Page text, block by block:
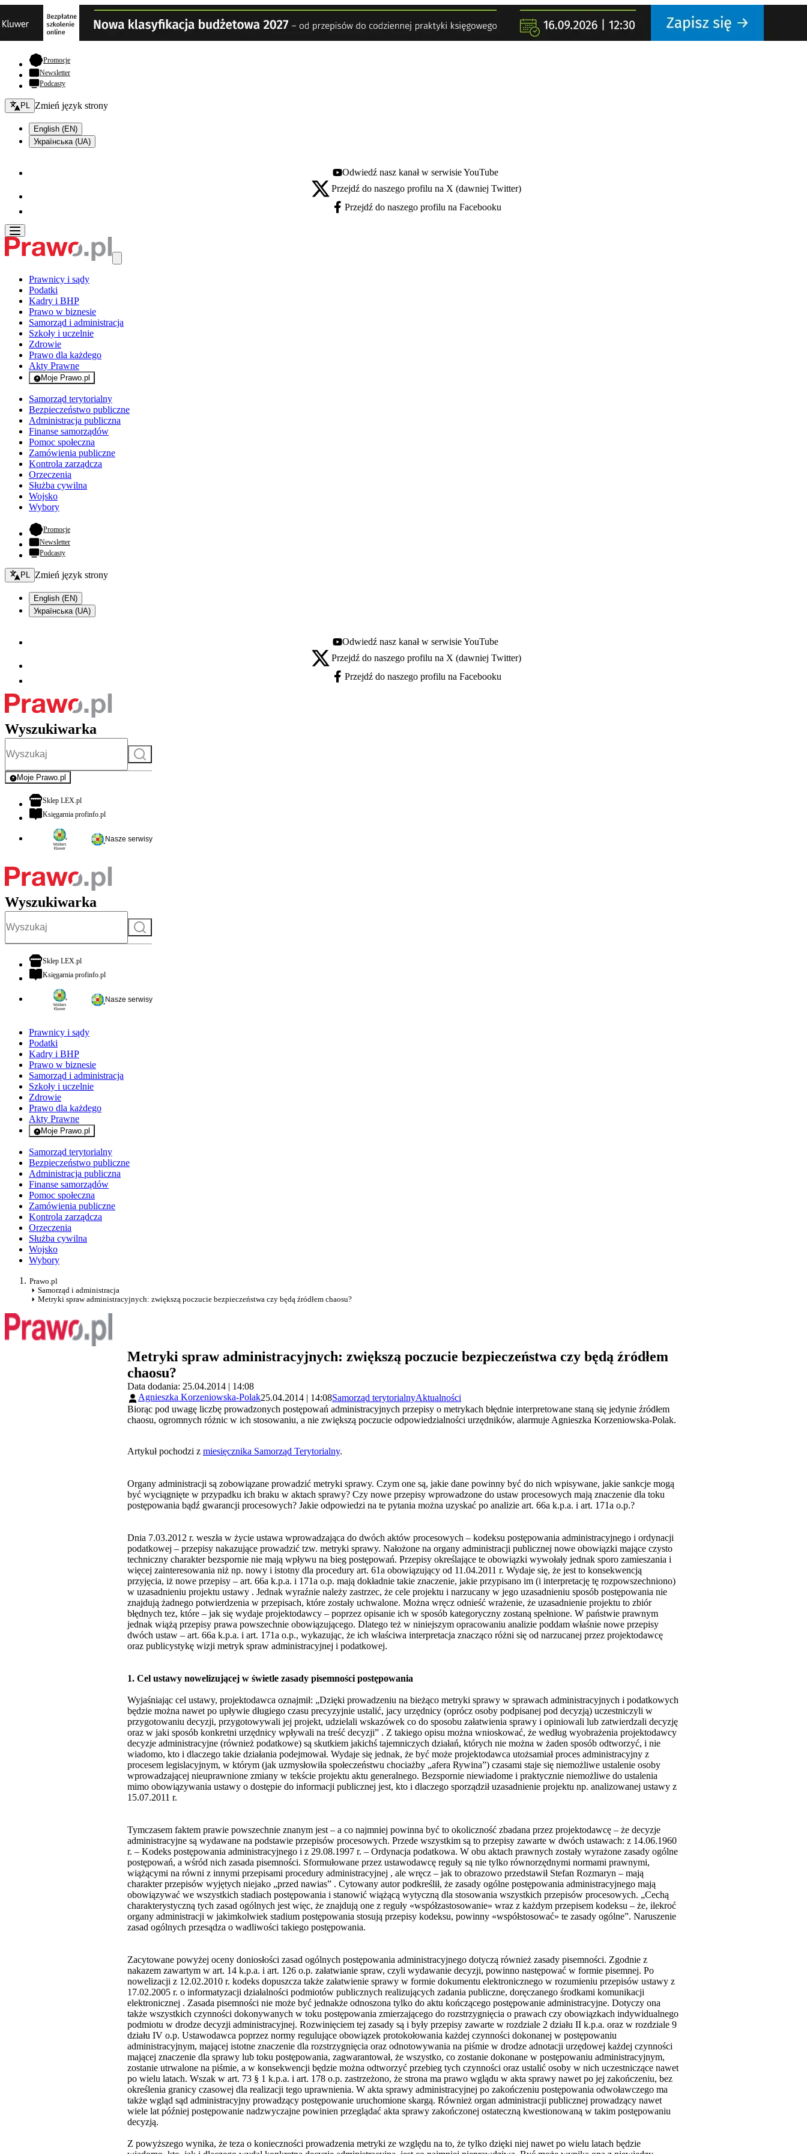
Promocje- otwiera się w nowej karcie
Newsletter
Podcasty
Zmień język - bieżący:
PL Zmień język strony
English (EN)
Українська (UA)
Youtube - otwiera się w nowej karcie
Odwiedź nasz kanał w serwisie YouTube
X - otwiera się w nowej karcie
Przejdź do naszego profilu na X (dawniej Twitter)
Facebook - otwiera się w nowej karcie
Przejdź do naszego profilu na Facebooku
Prawnicy i sądy
Podatki
Kadry i BHP
Prawo w biznesie
Samorząd i administracja
Szkoły i uczelnie
Zdrowie
Prawo dla każdego
Akty Prawne
Moje Prawo.pl
- rejestracja i logowanie do serwisu
Samorząd terytorialny
Bezpieczeństwo publiczne
Administracja publiczna
Finanse samorządów
Pomoc społeczna
Zamówienia publiczne
Kontrola zarządcza
Orzeczenia
Służba cywilna
Wojsko
Wybory
Promocje- otwiera się w nowej karcie
Newsletter
Podcasty
Zmień język - bieżący:
PL Zmień język strony
English (EN)
Українська (UA)
Youtube - otwiera się w nowej karcie
Odwiedź nasz kanał w serwisie YouTube
X - otwiera się w nowej karcie
Przejdź do naszego profilu na X (dawniej Twitter)
Facebook - otwiera się w nowej karcie
Przejdź do naszego profilu na Facebooku
Wyszukiwarka
Szukaj
Moje Prawo.pl
- rejestracja i logowanie do serwisu
Sklep LEX.plotwiera się w nowej karcie
Księgarnia profinfo.plotwiera się w nowej karcie
Nasze serwisy
Wyszukiwarka
Szukaj
Sklep LEX.plotwiera się w nowej karcie
Księgarnia profinfo.plotwiera się w nowej karcie
Nasze serwisy
Prawnicy i sądy
Podatki
Kadry i BHP
Prawo w biznesie
Samorząd i administracja
Szkoły i uczelnie
Zdrowie
Prawo dla każdego
Akty Prawne
Moje Prawo.pl
- rejestracja i logowanie do serwisu
Samorząd terytorialny
Bezpieczeństwo publiczne
Administracja publiczna
Finanse samorządów
Pomoc społeczna
Zamówienia publiczne
Kontrola zarządcza
Orzeczenia
Służba cywilna
Wojsko
Wybory
Prawo.pl
Samorząd i administracja
Metryki spraw administracyjnych: zwiększą poczucie bezpieczeństwa czy będą źródłem chaosu?
Metryki spraw administracyjnych: zwiększą poczucie bezpieczeństwa czy będą źródłem
chaosu?
Data dodania: 25.04.2014 | 14:08
Agnieszka Korzeniowska-Polak25.04.2014 | 14:08Samorząd terytorialnyAktualności
Biorąc pod uwagę liczbę prowadzonych postępowań administracyjnych przepisy o metrykach błędnie interpretowane staną się jedynie źródłem
chaosu, ogromnych różnic w ich stosowaniu, a nie zwiększą poczucie odpowiedzialności urzędników, alarmuje Agnieszka Korzeniowska-Polak.
Artykuł pochodzi z miesięcznika Samorząd Terytorialny.
Organy administracji są zobowiązane prowadzić metryki sprawy. Czym one są, jakie dane powinny być do nich wpisywane, jakie sankcje mogą
być wyciągnięte w przypadku ich braku w aktach sprawy? Czy nowe przepisy wprowadzone do ustaw procesowych mają znaczenie dla toku
postępowania bądź gwarancji procesowych? Jakie odpowiedzi na te pytania można uzyskać po analizie art. 66a k.p.a. i art. 171a o.p.?
Dnia 7.03.2012 r. weszła w życie ustawa wprowadzająca do dwóch aktów procesowych – kodeksu postępowania administracyjnego i ordynacji
podatkowej – przepisy nakazujące prowadzić tzw. metryki sprawy. Nałożone na organy administracji publicznej nowe obowiązki mające czysto
techniczny charakter bezspornie nie mają wpływu na bieg postępowań. Przepisy określające te obowiązki wywołały jednak sporo zamieszania i
więcej zainteresowania niż np. nowy i istotny dla procedury art. 61a obowiązujący od 11.04.2011 r. Wydaje się, że jest to konsekwencją
przyjęcia, iż nowe przepisy – art. 66a k.p.a. i 171a o.p. mają dokładnie takie znaczenie, jakie przypisano im (i interpretację tę rozpowszechniono)
w uzasadnieniu projektu ustawy . Jednak wyraźnie należy zastrzec, że cele projektu i narzucany w jego uzasadnieniu sposób postępowania nie
znajdują żadnego potwierdzenia w przepisach, które zostały uchwalone. Można wręcz odnieść wrażenie, że uzasadnienie projektu to zbiór
błędnych tez, które – jak się wydaje projektodawcy – poprzez opisanie ich w sposób kategoryczny zostaną spełnione. W państwie prawnym
jednak wiążą przepisy prawa powszechnie obowiązującego. Dlatego też w niniejszym opracowaniu analizie poddam właśnie nowe przepisy
dwóch ustaw – art. 66a k.p.a. i art. 171a o.p., wykazując, że ich właściwa interpretacja znacząco różni się od narzucanej przez projektodawcę
oraz publicystykę wizji metryk spraw administracyjnej i podatkowej.
1. Cel ustawy nowelizującej w świetle zasady pisemności postępowania
Wyjaśniając cel ustawy, projektodawca oznajmił: „Dzięki prowadzeniu na bieżąco metryki sprawy w sprawach administracyjnych i podatkowych
będzie można nawet po upływie długiego czasu precyzyjnie ustalić, jacy urzędnicy (oprócz osoby podpisanej pod decyzją) uczestniczyli w
przygotowaniu decyzji, przygotowywali jej projekt, udzielali wskazówek co do sposobu załatwienia sprawy i opiniowali lub zatwierdzali decyzję
oraz w jaki sposób konkretni urzędnicy wpływali na treść decyzji” . Z takiego opisu można wnioskować, że według wyobrażenia projektodawcy
decyzje administracyjne (również podatkowe) są skutkiem jakichś tajemniczych działań, których nie można w żaden sposób odtworzyć, i nie
wiadomo, kto i dlaczego takie działania podejmował. Wydaje się jednak, że być może projektodawca utożsamiał proces administracyjny z
procesem legislacyjnym, w którym (jak uzmysłowiła społeczeństwu chociażby „afera Rywina”) czasami staje się niemożliwe ustalenie osoby
wprowadzającej nieuprawnione zmiany w tekście projektu aktu generalnego. Bezspornie niewiadome i praktycznie niemożliwe do ustalenia
mimo obowiązywania ustawy o dostępie do informacji publicznej jest, kto i dlaczego sporządził uzasadnienie projektu np. analizowanej ustawy z
15.07.2011 r.
Tymczasem faktem prawie powszechnie znanym jest – a co najmniej powinna być to okoliczność zbadana przez projektodawcę – że decyzje
administracyjne są wydawane na podstawie przepisów procesowych. Przede wszystkim są to przepisy zawarte w dwóch ustawach: z 14.06.1960
r. – Kodeks postępowania administracyjnego i z 29.08.1997 r. – Ordynacja podatkowa. W obu aktach prawnych zostały wyrażone zasady ogólne
postępowań, a wśród nich zasada pisemności. Sformułowane przez ustawodawcę reguły są nie tylko równorzędnymi normami prawnymi,
wiążącymi na równi z innymi przepisami procedury administracyjnej , ale wręcz – jak to obrazowo przedstawił Stefan Rozmaryn – mają
charakter przepisów wyjętych niejako „przed nawias” . Cytowany autor podkreślił, że zasady ogólne postępowania administracyjnego mają
obowiązywać we wszystkich stadiach postępowania i stanowić wiążącą wytyczną dla stosowania wszystkich przepisów procesowych. „Cechą
charakterystyczną tych zasad ogólnych jest więc, że znajdują one z reguły «współzastosowanie» wraz z każdym przepisem kodeksu – że, ilekroć
organy administracji w jakimkolwiek stadium postępowania stosują przepisy kodeksu, powinny «współstosować» te zasady ogólne”. Naruszenie
zasad ogólnych przesądza o wadliwości takiego postępowania.
Zacytowane powyżej oceny doniosłości zasad ogólnych postępowania administracyjnego dotyczą również zasady pisemności. Zgodnie z
nakazem zawartym w art. 14 k.p.a. i art. 126 o.p. załatwianie spraw, czyli wydawanie decyzji, powinno następować w formie pisemnej. Po
nowelizacji z 12.02.2010 r. kodeks dopuszcza także załatwienie sprawy w formie dokumentu elektronicznego w rozumieniu przepisów ustawy z
17.02.2005 r. o informatyzacji działalności podmiotów publicznych realizujących zadania publiczne, doręczanego środkami komunikacji
elektronicznej . Zasada pisemności nie może być jednakże odnoszona tylko do aktu kończącego postępowanie administracyjne. Dotyczy ona
także wszystkich czynności dokonywanych w toku postępowania zmierzającego do rozstrzygnięcia o prawach czy obowiązkach indywidualnego
podmiotu w drodze decyzji administracyjnej. Rozwinięciem tej zasady są i były przepisy zawarte w rozdziale 2 działu II k.p.a. oraz w rozdziale 9
działu IV o.p. Ustawodawca poprzez normy regulujące obowiązek protokołowania każdej czynności dokonanej w postępowaniu
administracyjnym, mającej istotne znaczenie dla rozstrzygnięcia oraz odnotowywania na piśmie w drodze adnotacji urzędowej każdej czynności
mającej znaczenie dla sprawy lub toku postępowania, zagwarantował, że wszystko, co zostanie dokonane w postępowaniu administracyjnym,
zostanie utrwalone na piśmie, a w konsekwencji będzie można odtworzyć przebieg tych czynności oraz ustalić osoby w nich uczestniczące nawet
po wielu latach. Wszak w art. 73 § 1 k.p.a. i art. 178 o.p. zastrzeżono, że strona ma prawo wglądu w akta sprawy nawet po jej zakończeniu, bez
określenia granicy czasowej dla realizacji tego uprawnienia. W akta sprawy administracyjnej po zakończeniu postępowania odwoławczego ma
także wgląd sąd administracyjny prowadzący postępowanie uruchomione skargą. Również organ administracji publicznej prowadzący nawet
wiele lat później postępowanie nadzwyczajne powinien przeglądać akta sprawy zakończonej ostateczną kwestionowaną w takim postępowaniu
decyzją.
Z powyższego wynika, że teza o konieczności prowadzenia metryki ze względu na to, że tylko dzięki niej nawet po wielu latach będzie